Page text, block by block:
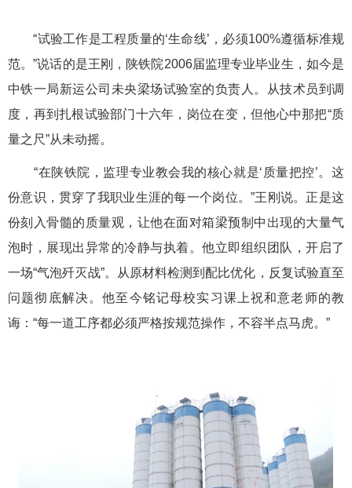
“试验工作是工程质量的‘生命线’，必须100%遵循标准规
范。”说话的是王刚，陕铁院2006届监理专业毕业生，如今是
中铁一局新运公司未央梁场试验室的负责人。从技术员到调
度，再到扎根试验部门十六年，岗位在变，但他心中那把“质
量之尺”从未动摇。
“在陕铁院，监理专业教会我的核心就是‘质量把控’。这
份意识，贯穿了我职业生涯的每一个岗位。”王刚说。正是这
份刻入骨髓的质量观，让他在面对箱梁预制中出现的大量气
泡时，展现出异常的冷静与执着。他立即组织团队，开启了
一场“气泡歼灭战”。从原材料检测到配比优化，反复试验直至
问题彻底解决。他至今铭记母校实习课上祝和意老师的教
诲：“每一道工序都必须严格按规范操作，不容半点马虎。”